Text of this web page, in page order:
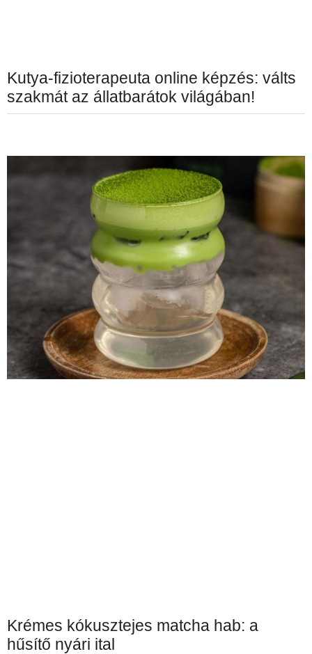
Kutya-fizioterapeuta online képzés: válts
szakmát az állatbarátok világában!
Krémes kókusztejes matcha hab: a
hűsítő nyári ital